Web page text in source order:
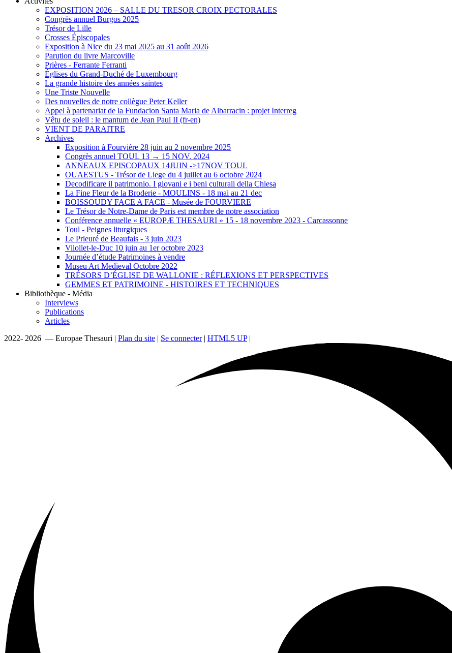
EXPOSITION 2026 – SALLE DU TRESOR CROIX PECTORALES
Congrès annuel Burgos 2025
Trésor de Lille
Crosses Épiscopales
Exposition à Nice du 23 mai 2025 au 31 août 2026
Parution du livre Marcoville
Prières - Ferrante Ferranti
Églises du Grand-Duché de Luxembourg
La grande histoire des années saintes
Une Triste Nouvelle
Des nouvelles de notre collègue Peter Keller
Appel à partenariat de la Fundacion Santa Maria de Albarracin : projet Interreg
Vêtu de soleil : le mantum de Jean Paul II (fr-en)
VIENT DE PARAITRE
Archives
Exposition à Fourvière 28 juin au 2 novembre 2025
Congrès annuel TOUL 13 → 15 NOV. 2024
ANNEAUX EPISCOPAUX 14JUIN ->17NOV TOUL
OUAESTUS - Trésor de Liege du 4 juillet au 6 octobre 2024
Decodificare il patrimonio. I giovani e i beni culturali della Chiesa
La Fine Fleur de la Broderie - MOULINS - 18 mai au 21 dec
BOISSOUDY FACE A FACE - Musée de FOURVIERE
Le Trésor de Notre-Dame de Paris est membre de notre association
Conférence annuelle « EUROPÆ THESAURI » 15 ‐ 18 novembre 2023 - Carcassonne
Toul - Peignes liturgiques
Le Prieuré de Beaufais - 3 juin 2023
Vilollet-le-Duc 10 juin au 1er octobre 2023
Journée d’étude Patrimoines à vendre
Museu Art Medieval Octobre 2022
TRÉSORS D’ÉGLISE DE WALLONIE : RÉFLEXIONS ET PERSPECTIVES
GEMMES ET PATRIMOINE - HISTOIRES ET TECHNIQUES
Bibliothèque - Média
Interviews
Publications
Articles
2022- 2026 — Europae Thesauri | Plan du site | Se connecter| HTML5 UP|